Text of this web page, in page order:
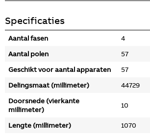
Specificaties
Aantal fasen
4
Aantal polen
57
Geschikt voor aantal apparaten
57
Delingsmaat (millimeter)
44729
Doorsnede (vierkante
millimeter)
10
Lengte (millimeter)
1070